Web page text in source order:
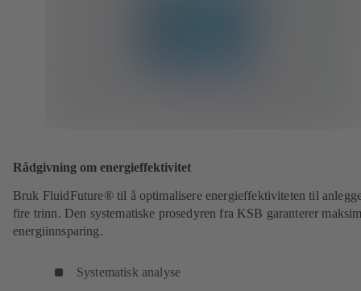
Rådgivning om energieffektivitet
Bruk FluidFuture® til å optimalisere energieffektiviteten til
fire trinn. Den systematiske prosedyren fra KSB garanterer
energiinnsparing.
Systematisk analyse